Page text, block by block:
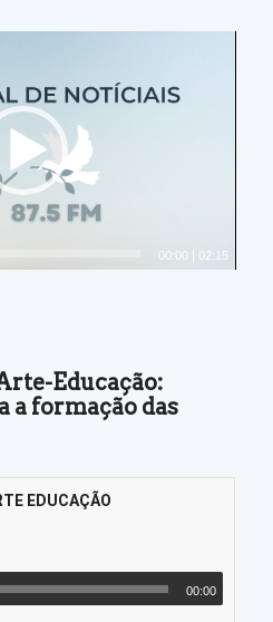
00:00 02:15
Educação:
a formação das
EDUCAÇÃO
00:00